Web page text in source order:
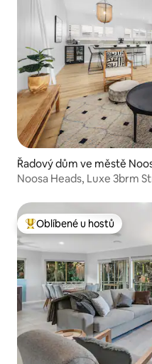
Řadový dům ve městě
Noosa Heads, Luxe 3brm
Nejlepší v kategorii
Oblíbené u hostů